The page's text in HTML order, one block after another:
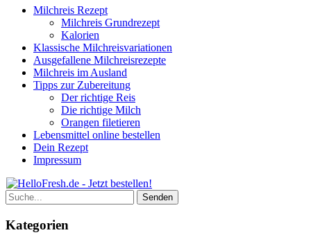
Milchreis Rezept
Milchreis Grundrezept
Kalorien
Klassische Milchreisvariationen
Ausgefallene Milchreisrezepte
Milchreis im Ausland
Tipps zur Zubereitung
Der richtige Reis
Die richtige Milch
Orangen filetieren
Lebensmittel online bestellen
Dein Rezept
Impressum
Kategorien